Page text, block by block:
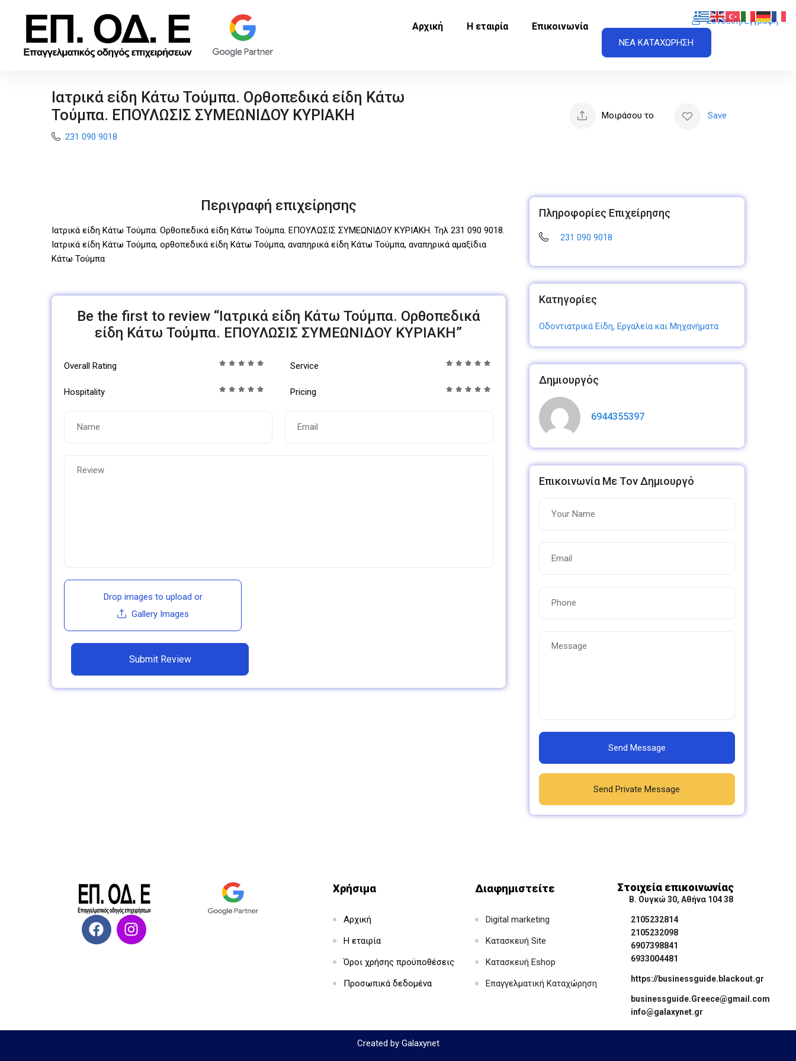
Αρχική Η εταιρία Επικοινωνία
Σύνδεση/Εγγραφή
ΝΕΑ ΚΑΤΑΧΩΡΗΣΗ
Ιατρικά είδη Κάτω Τούμπα. Ορθοπεδικά είδη Κάτω
Τούμπα. ΕΠΟΥΛΩΣΙΣ ΣΥΜΕΩΝΙΔΟΥ ΚΥΡΙΑΚΗ
231 090 9018
Μοιράσου το Save
Περιγραφή επιχείρησης
Ιατρικά είδη Κάτω Τούμπα. Ορθοπεδικά είδη Κάτω Τούμπα. ΕΠΟΥΛΩΣΙΣ ΣΥΜΕΩΝΙΔΟΥ ΚΥΡΙΑΚΗ. Τηλ 231 090 9018.
Ιατρικά είδη Κάτω Τούμπα, ορθοπεδικά είδη Κάτω Τούμπα, αναπηρικά είδη Κάτω Τούμπα, αναπηρικά αμαξίδια
Κάτω Τούμπα
Be the first to review “Ιατρικά είδη Κάτω Τούμπα. Ορθοπεδικά
είδη Κάτω Τούμπα. ΕΠΟΥΛΩΣΙΣ ΣΥΜΕΩΝΙΔΟΥ ΚΥΡΙΑΚΗ”
Overall Rating Service
Hospitality Pricing
Drop images to upload or
Gallery Images
Πληροφορίες Επιχείρησης
231 090 9018
Κατηγορίες
Οδοντιατρικά Είδη, Εργαλεία και Μηχανήματα
Δημιουργός
6944355397
Επικοινωνία Με Τον Δημιουργό
Send Message
Send Private Message
Χρήσιμα
Αρχική
Η εταιρία
Όροι χρήσης προϋποθέσεις
Προσωπικά δεδομένα
Διαφημιστείτε
Digital marketing
Κατασκευή Site
Κατασκευή Eshop
Επαγγελματική Καταχώρηση
Στοιχεία επικοινωνίας
Β. Ουγκώ 30, Αθήνα 104 38
2105232814
2105232098
6907398841
6933004481
https://businessguide.blackout.gr
businessguide.Greece@gmail.com
info@galaxynet.gr
Created by Galaxynet